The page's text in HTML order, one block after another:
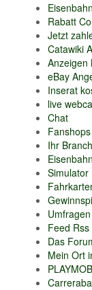
Rabatt
Jetzt
Catawiki
Anzeigen
eBay
Inserat
live
Chat
Fanshops
Ihr
Simulator
Umfragen
Feed Rss
Das
Mein Ort